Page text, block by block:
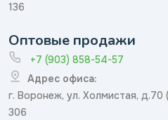
136
Оптовые продажи
+7 (903) 858-54-57
Адрес офиса:
г. Воронеж, ул. Холмистая,
306